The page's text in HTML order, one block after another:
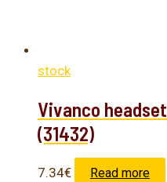
stock
Vivanco headset
(31432)
7.34€ Read more